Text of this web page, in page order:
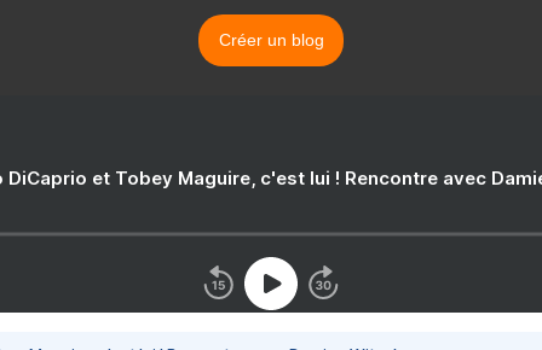
Créer un blog
DiCaprio et Tobey Maguire, c'est lui ! Rencontre avec